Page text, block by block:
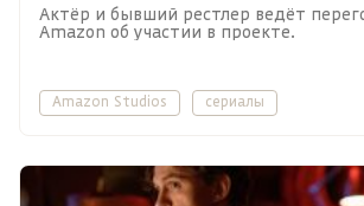
Актёр и бывший рестлер ведёт
Amazon об участии в проекте.
Amazon Studios сериалы